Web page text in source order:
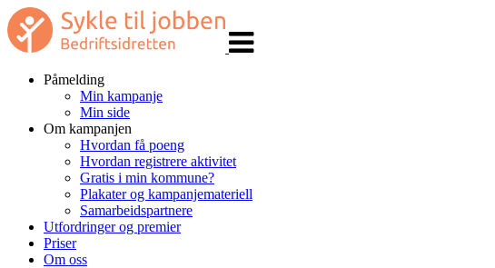
navigasjon
Påmelding
Min kampanje
Min side
Om kampanjen
Hvordan få poeng
Hvordan registrere aktivitet
Gratis i min kommune?
Plakater og kampanjemateriell
Samarbeidspartnere
Utfordringer og premier
Priser
Om oss